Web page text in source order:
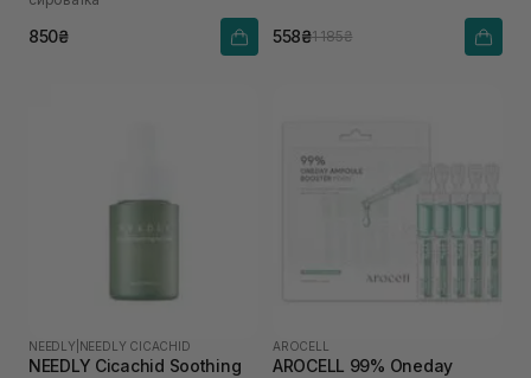
850₴ 558₴1 185₴
NEEDLY NEEDLY CICACHID
NEEDLY Cicachid Soothing
AROCELL
AROCELL 99% Oneday